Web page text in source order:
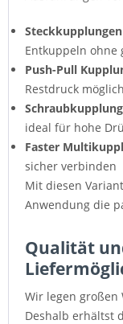
Steckkupplungen
Entkuppeln ohne
Push-Pull
Restdruck möglich
ideal für hohe
Faster
sicher verbinden
Mit diesen
Anwendung die
Qualität
Wir legen
Deshalb erhältst